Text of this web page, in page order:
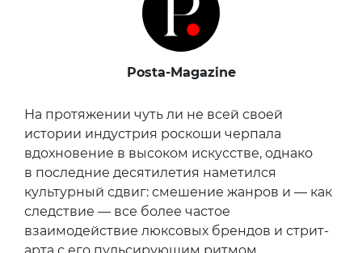
Posta-Magazine
На протяжении чуть ли не всей своей
истории индустрия роскоши черпала
вдохновение в высоком искусстве, однако
в последние десятилетия наметился
культурный сдвиг: смешение жанров и — как
следствие — все более частое
взаимодействие люксовых брендов и стрит-
арта с его пульсирующим ритмом